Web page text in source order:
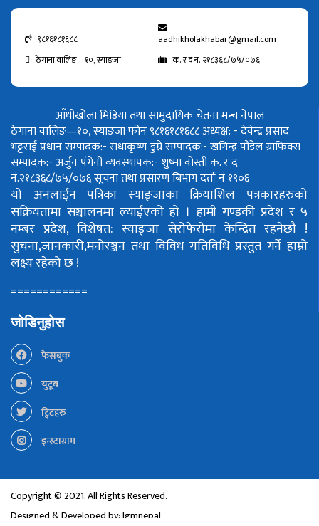
९८१६१८१६८८
aadhikholakhabar@gmail.com
ठेगाना वालिङ—१०, स्याङजा
क. र द नं. २१८३६८/७५/०७६
आँधीखोला मिडिया तथा सामुदायिक चेतना मन्च नेपाल
ठेगाना वालिङ—१०, स्याङजा फोन ९८१६१८१६८८अध्यक्ष: - देवेन्द्र प्रसाद
भट्टराईप्रधान सम्पादक:- राधाकृष्ण डुम्रेसम्पादक:- खगिन्द्र पौडेलग्राफिक्स
सम्पादक:- अर्जुन पंगेनीव्यवस्थापक:- शुष्मा वोस्तीक. र द
नं.२१८३६८/७५/०७६सूचना तथा प्रसारण बिभाग दर्ता नं १९०६
यो अनलाईन पत्रिका स्याङ्जाका क्रियाशिल पत्रकारहरुको
सक्रियतामा सञ्चालनमा ल्याईएको हो । हामी गण्डकी प्रदेश र ५
नम्बर प्रदेश, विशेषत: स्याङ्जा सेरोफेरोमा केन्द्रित रहनेछौ !
सुचना,जानकारी,मनोरञ्जन तथा विविध गतिविधि प्रस्तुत गर्ने हाम्रो
लक्ष्य रहेको छ !
============
जोडिनुहोस
फेसबुक
युटूब
ट्विटहरु
इन्स्टाग्राम
Copyright © 2021. All Rights Reserved.
Designed & Developed by:lgmnepal